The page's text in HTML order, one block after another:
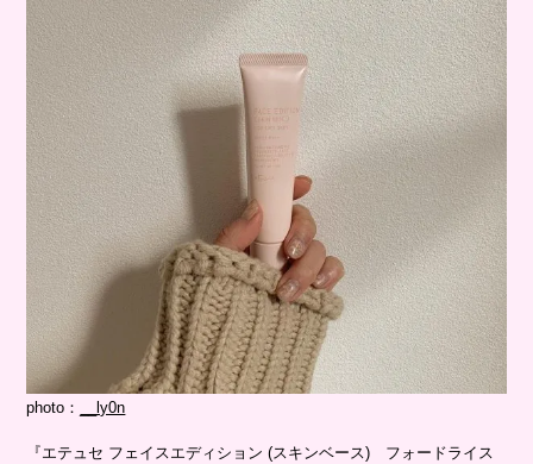
photo： __ly0n
『エテュセ フェイスエディション (スキンベース) フォードライス